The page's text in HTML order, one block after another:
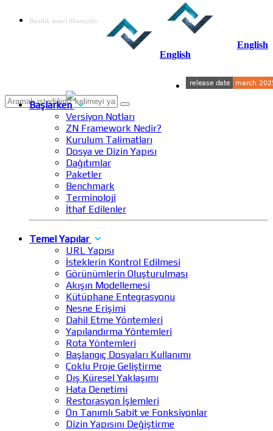
Basitlik temel ilkemizdir.
English
English
Başlarken
Versiyon Notları
ZN Framework Nedir?
Kurulum Talimatları
Dosya ve Dizin Yapısı
Dağıtımlar
Paketler
Benchmark
Terminoloji
İthaf Edilenler
Temel Yapılar
URL Yapısı
İsteklerin Kontrol Edilmesi
Görünümlerin Oluşturulması
Akışın Modellemesi
Kütüphane Entegrasyonu
Nesne Erişimi
Dahil Etme Yöntemleri
Yapılandırma Yöntemleri
Rota Yöntemleri
Başlangıç Dosyaları Kullanımı
Çoklu Proje Geliştirme
Dış Küresel Yaklaşımı
Hata Denetimi
Restorasyon İşlemleri
Ön Tanımlı Sabit ve Fonksiyonlar
Dizin Yapısını Değiştirme